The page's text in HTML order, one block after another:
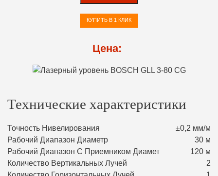
КУПИТЬ В 1 КЛИК
Цена:
Технические характеристики
Точность Нивелирования
±0,2 мм/м
Рабочий Диапазон Диаметр
30 м
Рабочий Диапазон С Приемником Диамет
120 м
Количество Вертикальных Лучей
2